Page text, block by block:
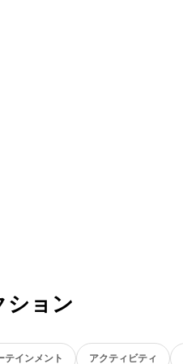
ション
テインメント アクティビティ